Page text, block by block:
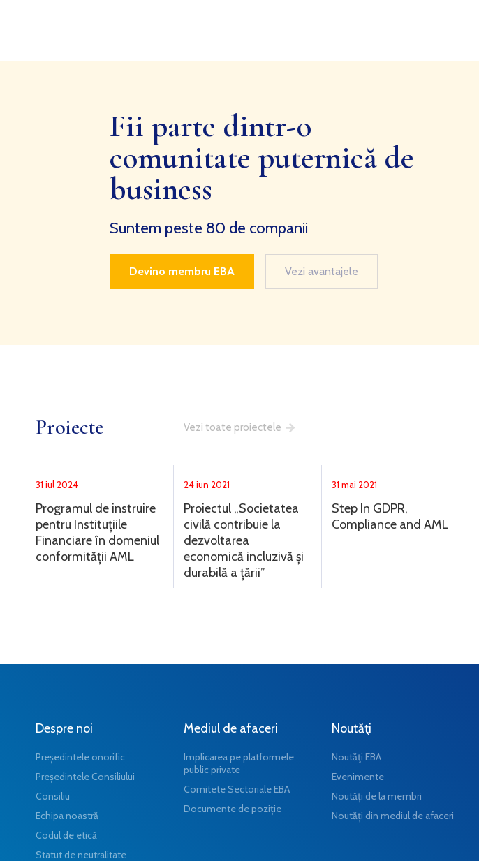
Fii parte dintr-o
comunitate puternică de
business
Suntem peste 80 de companii
Devino membru EBA Vezi avantajele
Proiecte Vezi toate proiectele
31 iul 2024
Programul de instruire
pentru Instituțiile
Financiare în domeniul
conformității AML
24 iun 2021
Proiectul „Societatea
civilă contribuie la
dezvoltarea
economică incluzivă și
durabilă a țării”
31 mai 2021
Step In GDPR,
Compliance and AML
Despre noi
Președintele onorific
Președintele Consiliului
Consiliu
Echipa noastră
Codul de etică
Statut de neutralitate
Mediul de afaceri
Implicarea pe platformele
public private
Comitete Sectoriale EBA
Documente de poziție
Noutăţi
Noutăţi EBA
Evenimente
Noutăți de la membri
Noutăți din mediul de afaceri